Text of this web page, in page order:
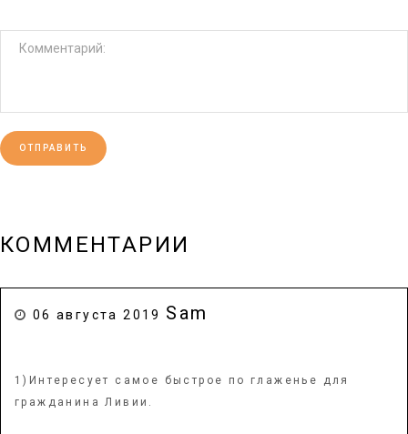
ОТПРАВИТЬ
КОММЕНТАРИИ
06 августа 2019 Sam
1)Интересует самое быстрое по глаженье для
гражданина Ливии.